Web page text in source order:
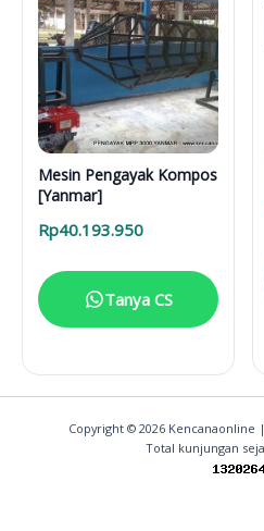
Mesin Pengayak Kompos
[Yanmar]
Rp40.193.950
Tanya CS
Copyright © 2026 Kencanaonline
Total kunjungan